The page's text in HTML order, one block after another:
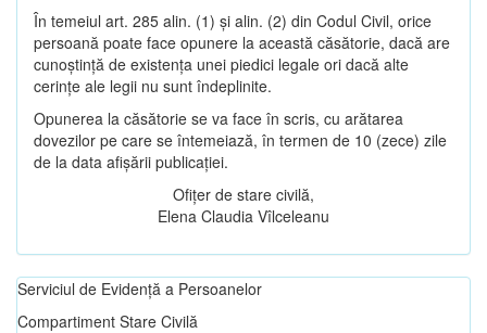
În temeiul art. 285 alin. (1) și alin. (2) din Codul Civil, orice
persoană poate face opunere la această căsătorie, dacă are
cunoștință de existența unei piedici legale ori dacă alte
cerințe ale legii nu sunt îndeplinite.
Opunerea la căsătorie se va face în scris, cu arătarea
dovezilor pe care se întemeiază, în termen de 10 (zece) zile
de la data afișării publicației.
Ofițer de stare civilă,
Elena Claudia Vîlceleanu
Serviciul de Evidență a Persoanelor
Compartiment Stare Civilă